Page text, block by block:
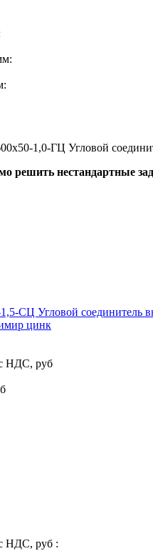
1,0-ГЦ Угловой
решить нестандартные
цинк
НДС, руб
НДС, руб :